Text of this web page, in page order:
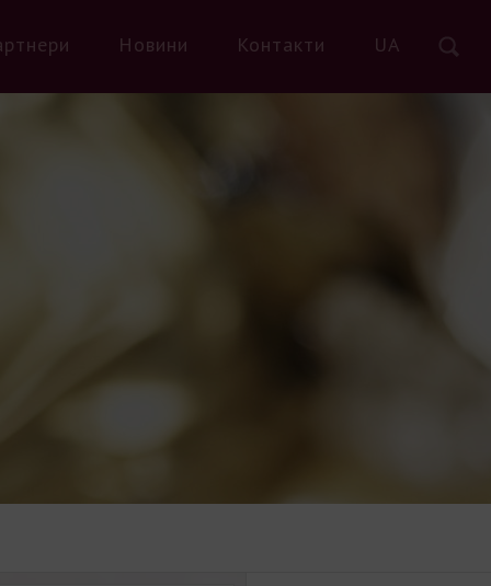
Новини Контакти UA